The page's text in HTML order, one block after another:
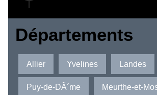
Départements
Allier Yvelines Landes
Puy-de-DÃ´me Meurthe-et-